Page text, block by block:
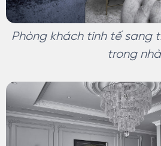
Phòng khách tinh tế sang
trong nhà